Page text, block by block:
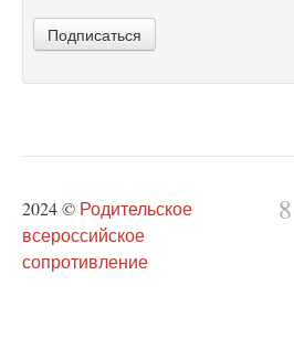
Подписаться
2024 © Родительское
всероссийское
сопротивление